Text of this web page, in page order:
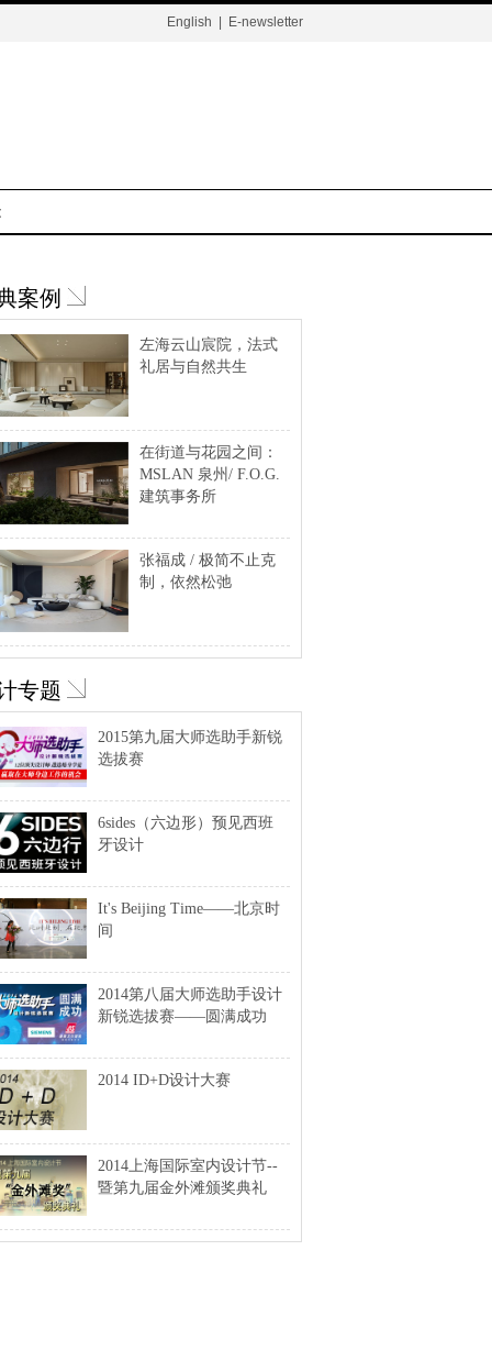
English E-newsletter
案例
左海云山宸院，法式
礼居与自然共生
在街道与花园之间：
MSLAN 泉州/ F.O.G.
建筑事务所
张福成 / 极简不止克
制，依然松弛
专题
2015第九届大师选助手新锐
选拔赛
6sides（六边形）预见西班
牙设计
It's Beijing Time——北京时
间
2014第八届大师选助手设计
新锐选拔赛——圆满成功
2014 ID+D设计大赛
2014上海国际室内设计节--
暨第九届金外滩颁奖典礼